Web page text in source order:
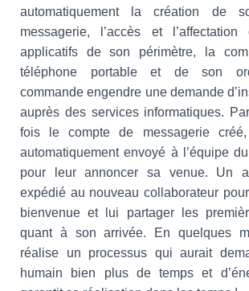
automatiquement la création de
messagerie, l’accès et
applicatifs de son périmètre, la
téléphone portable et de son
commande engendre une demande
auprès des services informatiques.
fois le compte de messagerie
automatiquement envoyé à l’équipe
pour leur annoncer sa venue. Un
expédié au nouveau collaborateur
bienvenue et lui partager les
quant à son arrivée. En quelques
réalise un processus qui aurait
humain bien plus de temps et